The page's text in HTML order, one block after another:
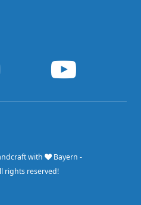
with
Bayern -
rights reserved!